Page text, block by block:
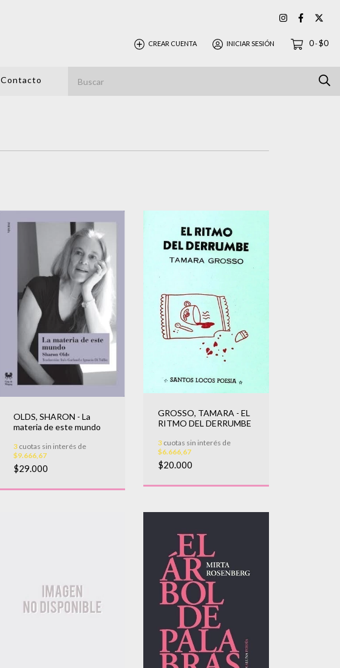
CREAR CUENTA INICIAR SESIÓN 0-$0
Contacto
OLDS, SHARON - La
materia de este mundo
3 cuotas sin interés de
$9.666,67
$29.000
GROSSO, TAMARA - EL
RITMO DEL DERRUMBE
3cuotas sin interés de
$6.666,67
$20.000